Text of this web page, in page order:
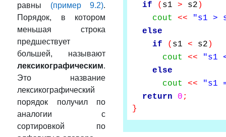
равны (пример 9.2).
Порядок, в котором
меньшая строка
предшествует
большей, называют
лексикографическим.
Это название
лексикографический
порядок получил по
аналогии с
сортировкой по
if
( s1 > s2 )
cout
<<
"s1 >
else
if
( s1 < s2 )
cout
<<
"s1
else
cout
<<
"s1
return
0 ;
}